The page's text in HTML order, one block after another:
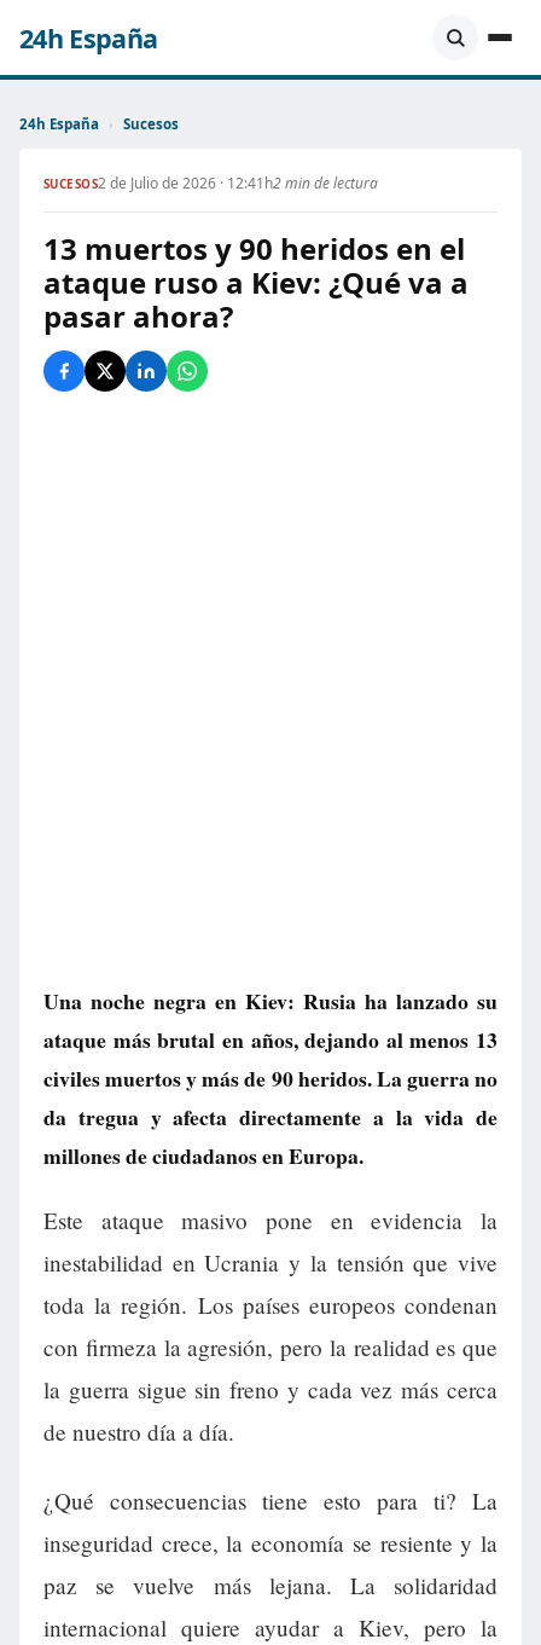
24h España
24h España › Sucesos
SUCESOS2 de Julio de 2026 · 12:41h2 min de lectura
13 muertos y 90 heridos en el
ataque ruso a Kiev: ¿Qué va a
pasar ahora?
Una noche negra en Kiev: Rusia ha lanzado su
ataque más brutal en años, dejando al menos 13
civiles muertos y más de 90 heridos. La guerra no
da tregua y afecta directamente a la vida de
millones de ciudadanos en Europa.
Este ataque masivo pone en evidencia la
inestabilidad en Ucrania y la tensión que vive
toda la región. Los países europeos condenan
con firmeza la agresión, pero la realidad es que
la guerra sigue sin freno y cada vez más cerca
de nuestro día a día.
¿Qué consecuencias tiene esto para ti? La
inseguridad crece, la economía se resiente y la
paz se vuelve más lejana. La solidaridad
internacional quiere ayudar a Kiev, pero la